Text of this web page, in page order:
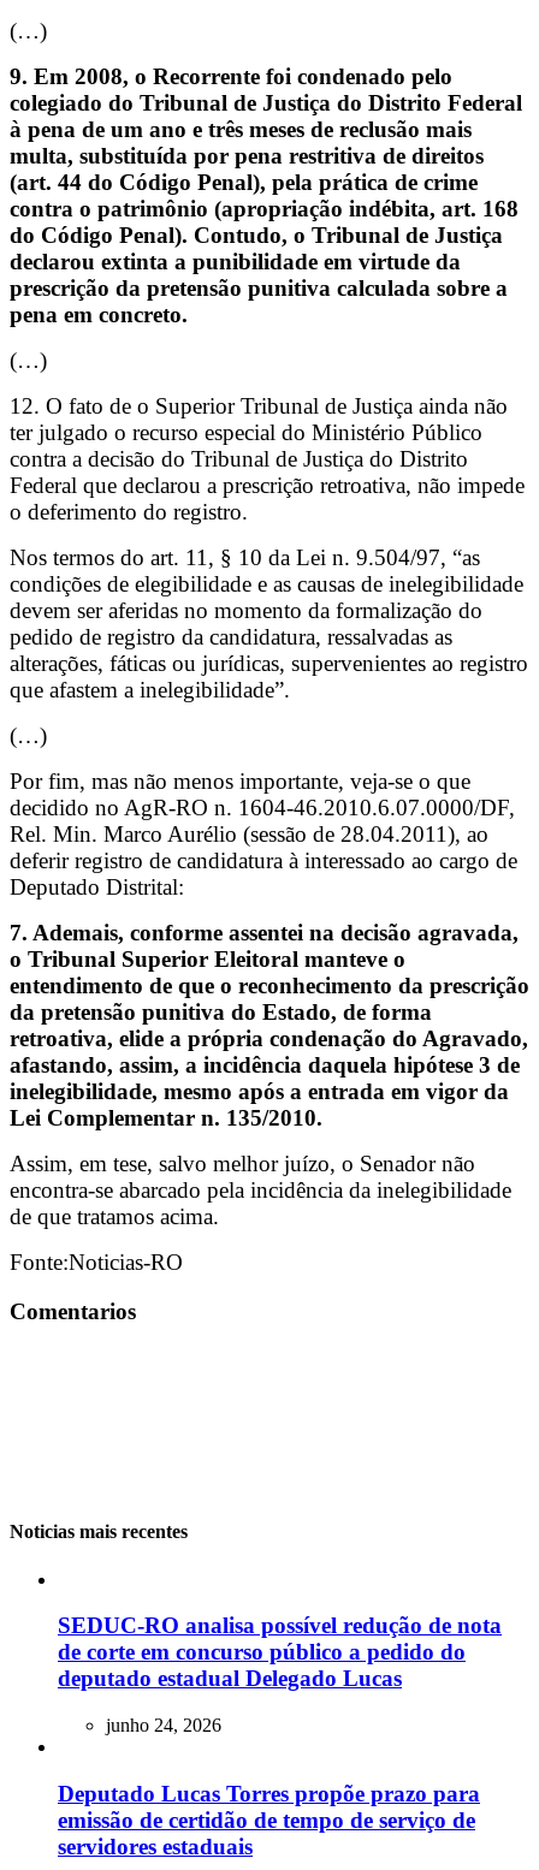
(…)
9. Em 2008, o Recorrente foi condenado pelo
colegiado do Tribunal de Justiça do Distrito Federal
à pena de um ano e três meses de reclusão mais
multa, substituída por pena restritiva de direitos
(art. 44 do Código Penal), pela prática de crime
contra o patrimônio (apropriação indébita, art. 168
do Código Penal). Contudo, o Tribunal de Justiça
declarou extinta a punibilidade em virtude da
prescrição da pretensão punitiva calculada sobre a
pena em concreto.
(…)
12. O fato de o Superior Tribunal de Justiça ainda não
ter julgado o recurso especial do Ministério Público
contra a decisão do Tribunal de Justiça do Distrito
Federal que declarou a prescrição retroativa, não impede
o deferimento do registro.
Nos termos do art. 11, § 10 da Lei n. 9.504/97, “as
condições de elegibilidade e as causas de inelegibilidade
devem ser aferidas no momento da formalização do
pedido de registro da candidatura, ressalvadas as
alterações, fáticas ou jurídicas, supervenientes ao registro
que afastem a inelegibilidade”.
(…)
Por fim, mas não menos importante, veja-se o que
decidido no AgR-RO n. 1604-46.2010.6.07.0000/DF,
Rel. Min. Marco Aurélio (sessão de 28.04.2011), ao
deferir registro de candidatura à interessado ao cargo de
Deputado Distrital:
7. Ademais, conforme assentei na decisão agravada,
o Tribunal Superior Eleitoral manteve o
entendimento de que o reconhecimento da prescrição
da pretensão punitiva do Estado, de forma
retroativa, elide a própria condenação do Agravado,
afastando, assim, a incidência daquela hipótese 3 de
inelegibilidade, mesmo após a entrada em vigor da
Lei Complementar n. 135/2010.
Assim, em tese, salvo melhor juízo, o Senador não
encontra-se abarcado pela incidência da inelegibilidade
de que tratamos acima.
Fonte:Noticias-RO
Comentarios
Noticias mais recentes
SEDUC-RO analisa possível redução de nota
de corte em concurso público a pedido do
deputado estadual Delegado Lucas
junho 24, 2026
Deputado Lucas Torres propõe prazo para
emissão de certidão de tempo de serviço de
servidores estaduais